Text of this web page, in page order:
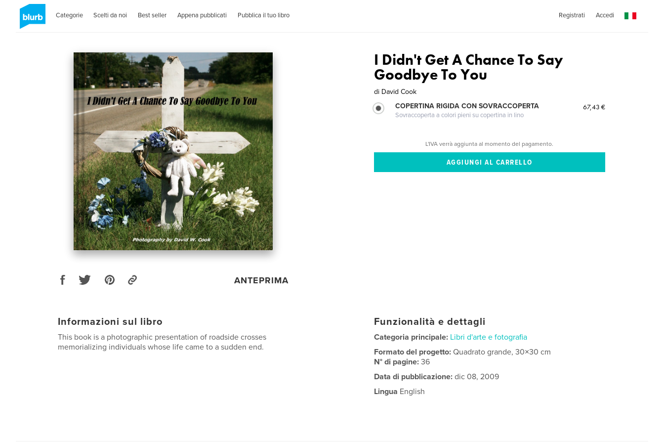
Categorie Scelti da noi Best seller Appena pubblicati Pubblica il tuo libro Registrati Accedi
ANTEPRIMA
I Didn't Get A Chance To Say
Goodbye To You
di David Cook
COPERTINA RIGIDA CON SOVRACCOPERTA
Sovraccoperta a colori pieni su copertina in lino
67,43 €
L'IVA verrà aggiunta al momento del pagamento.
Informazioni sul libro
This book is a photographic presentation of roadside crosses
memorializing individuals whose life came to a sudden end.
Funzionalità e dettagli
Categoria principale: Libri d'arte e fotografia
Formato del progetto:Quadrato grande, 30×30 cm
N° di pagine:36
Data di pubblicazione: dic 08, 2009
Lingua English